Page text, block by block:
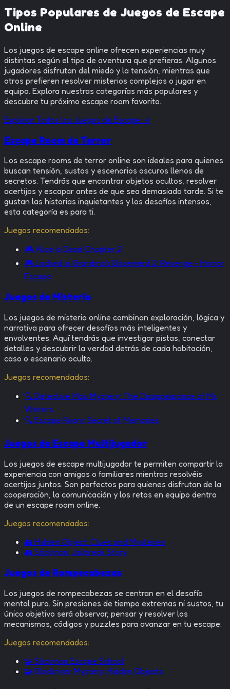
para jugar en equipo.
Play
Tipos Populares de Juegos de Escape
Online
Los juegos de escape online ofrecen experiencias muy
distintas según el tipo de aventura que prefieras. Algunos
jugadores disfrutan del miedo y la tensión, mientras que
otros prefieren resolver misterios complejos o jugar en
equipo. Explora nuestras categorías más populares y
descubre tu próximo escape room favorito.
Explorar Todos los Juegos de Escape →
Escape Room de Terror
Los escape rooms de terror online son ideales para quienes
buscan tensión, sustos y escenarios oscuros llenos de
secretos. Tendrás que encontrar objetos ocultos, resolver
acertijos y escapar antes de que sea demasiado tarde. Si te
gustan las historias inquietantes y los desafíos intensos,
esta categoría es para ti.
Juegos recomendados:
🎮 Alice Is Dead Chapter 2
🎮 Locked in Grandma's Basement 2: Revenge - Horror
Escape
Juegos de Misterio
Los juegos de misterio online combinan exploración, lógica y
narrativa para ofrecer desafíos más inteligentes y
envolventes. Aquí tendrás que investigar pistas, conectar
detalles y descubrir la verdad detrás de cada habitación,
caso o escenario oculto.
Juegos recomendados:
🔍 Detective Max Mystery: The Disappearance of Mr.
Winters
🔍 Escape Room: Secret of Memories
Juegos de Escape Multijugador
Los juegos de escape multijugador te permiten compartir la
experiencia con amigos o familiares mientras resolvéis
acertijos juntos. Son perfectos para quienes disfrutan de la
cooperación, la comunicación y los retos en equipo dentro
de un escape room online.
Juegos recomendados:
👥 Hidden Object: Clues and Mysteries
👥 Stickman: Jailbreak Story
Juegos de Rompecabezas
Los juegos de rompecabezas se centran en el desafío
mental puro. Sin presiones de tiempo extremas ni sustos, tu
único objetivo será observar, pensar y resolver los
mecanismos, códigos y puzzles para avanzar en tu escape.
Juegos recomendados:
🧩 Stickman Escape School
🧩 Blackriver Mystery. Hidden Objects